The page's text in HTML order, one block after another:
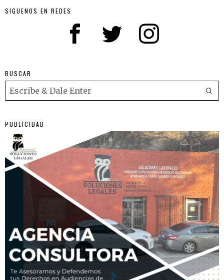
SIGUENOS EN REDES
BUSCAR
PUBLICIDAD